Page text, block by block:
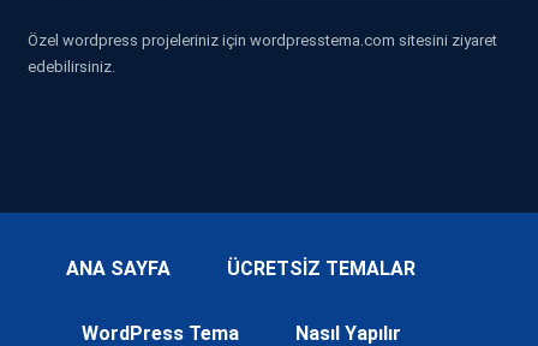
Özel wordpress projeleriniz için wordpresstema.com sitesini ziyaret
edebilirsiniz.
ANA SAYFA ÜCRETSİZ TEMALAR
WordPress Tema Nasıl Yapılır